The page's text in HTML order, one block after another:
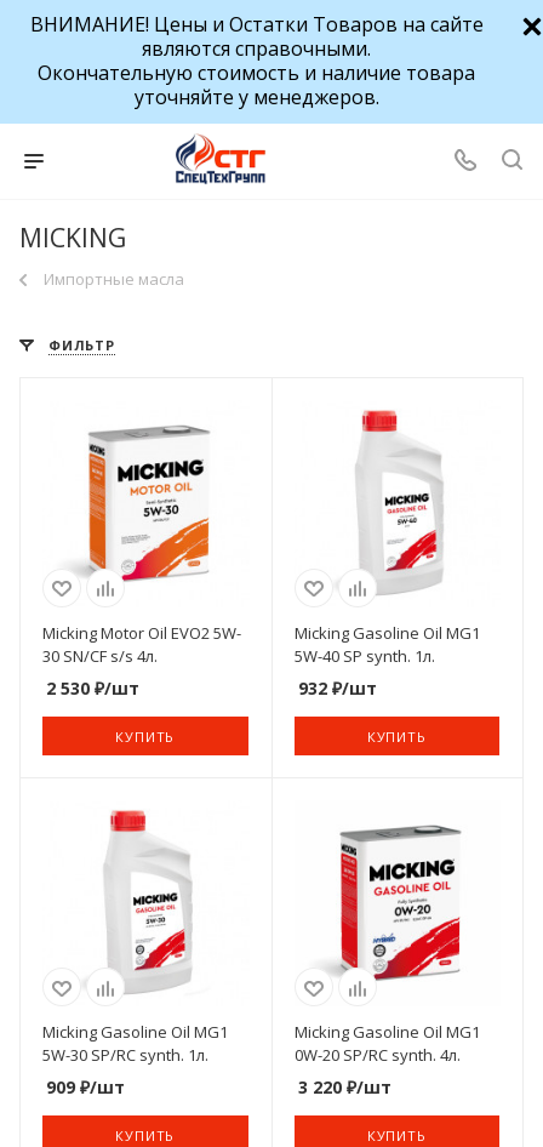
ВНИМАНИЕ! Цены и Остатки Товаров на сайте
являются справочными.
Окончательную стоимость и наличие товара
уточняйте у менеджеров.
MICKING
Импортные масла
ФИЛЬТР
Micking Motor Oil EVO2 5W-
30 SN/CF s/s 4л.
2 530 ₽/шт
КУПИТЬ
Micking Gasoline Oil MG1
5W-40 SP synth. 1л.
932₽/шт
КУПИТЬ
Micking Gasoline Oil MG1
5W-30 SP/RC synth. 1л.
909 ₽/шт
КУПИТЬ
Micking Gasoline Oil MG1
0W-20 SP/RC synth. 4л.
3 220₽/шт
КУПИТЬ